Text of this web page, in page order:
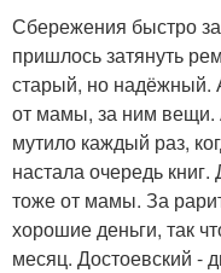
Сбережения быстро
пришлось затянуть
старый, но надёжный.
от мамы, за ним
мутило каждый раз,
настала очередь
тоже от мамы. За
хорошие деньги, так
месяц. Достоевский -